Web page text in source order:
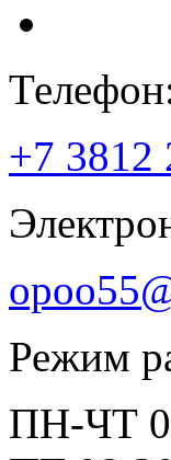
+7 3812
Режим
ПН-ЧТ